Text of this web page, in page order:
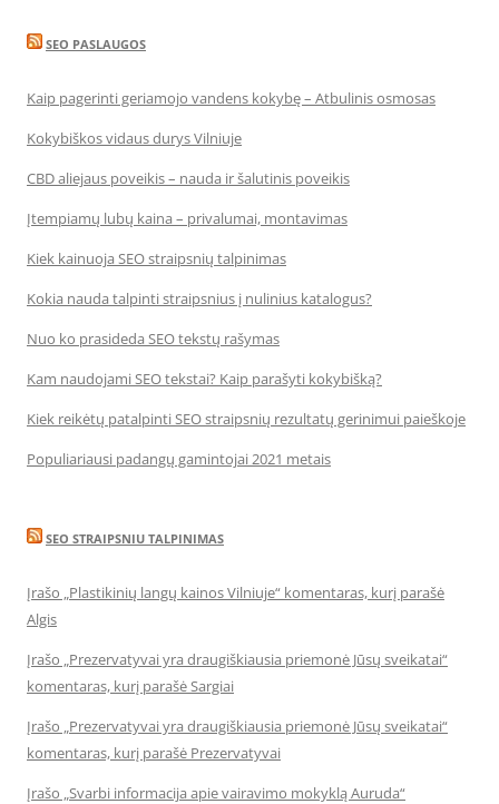
SEO PASLAUGOS
Kaip pagerinti geriamojo vandens kokybę – Atbulinis osmosas
Kokybiškos vidaus durys Vilniuje
CBD aliejaus poveikis – nauda ir šalutinis poveikis
Įtempiamų lubų kaina – privalumai, montavimas
Kiek kainuoja SEO straipsnių talpinimas
Kokia nauda talpinti straipsnius į nulinius katalogus?
Nuo ko prasideda SEO tekstų rašymas
Kam naudojami SEO tekstai? Kaip parašyti kokybišką?
Kiek reikėtų patalpinti SEO straipsnių rezultatų gerinimui paieškoje
Populiariausi padangų gamintojai 2021 metais
SEO STRAIPSNIU TALPINIMAS
Įrašo „Plastikinių langų kainos Vilniuje“ komentaras, kurį parašė
Algis
Įrašo „Prezervatyvai yra draugiškiausia priemonė Jūsų sveikatai“
komentaras, kurį parašė Sargiai
Įrašo „Prezervatyvai yra draugiškiausia priemonė Jūsų sveikatai“
komentaras, kurį parašė Prezervatyvai
Įrašo „Svarbi informacija apie vairavimo mokyklą Auruda“